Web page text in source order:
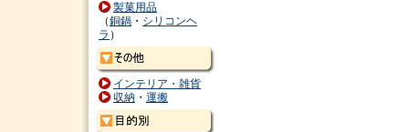
製菓用品
（銅鍋 ・ シリコンヘ
ラ ）
インテリア・雑貨
収納 ・ 運搬